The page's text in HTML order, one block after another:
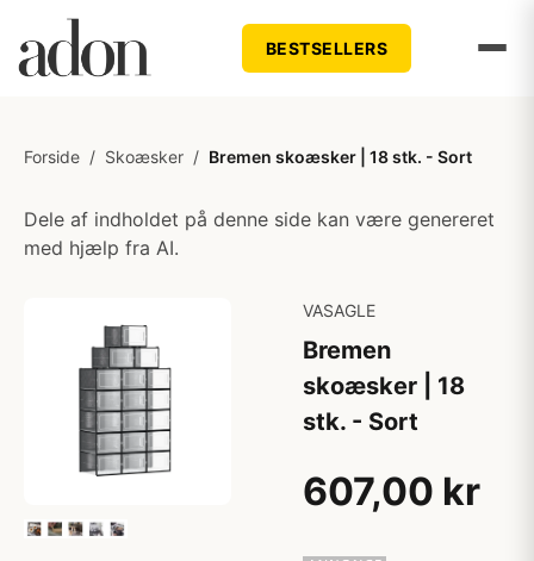
BESTSELLERS
Forside / Skoæsker / Bremen skoæsker | 18 stk. - Sort
Dele af indholdet på denne side kan være genereret
med hjælp fra AI.
VASAGLE
Bremen
skoæsker | 18
stk. - Sort
607,00 kr